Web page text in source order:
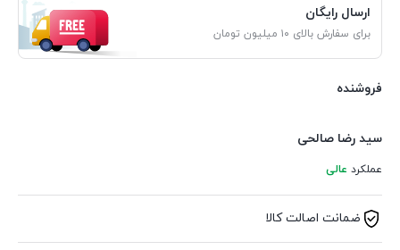
ارسال رایگان
برای سفارش بالای ۱۰ میلیون تومان
فروشنده
سید رضا صالحی
عملکرد عالی
ضمانت اصالت کالا